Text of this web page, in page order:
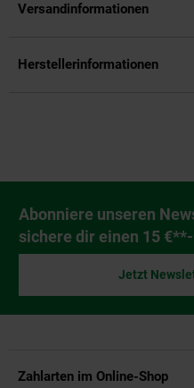
Versandinformationen
Herstellerinformationen
Newsletter Anmeldung
Abonniere unseren
sichere dir einen 15
Jetzt
Zahlarten im Online-Shop